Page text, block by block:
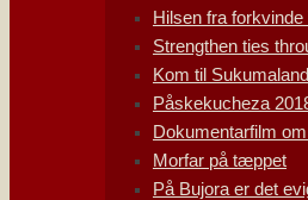
Hilsen fra forkvinde
Strengthen ties
Kom til
Påskekucheza
Dokumentarfilm
Morfar på tæppet
På Bujora er det